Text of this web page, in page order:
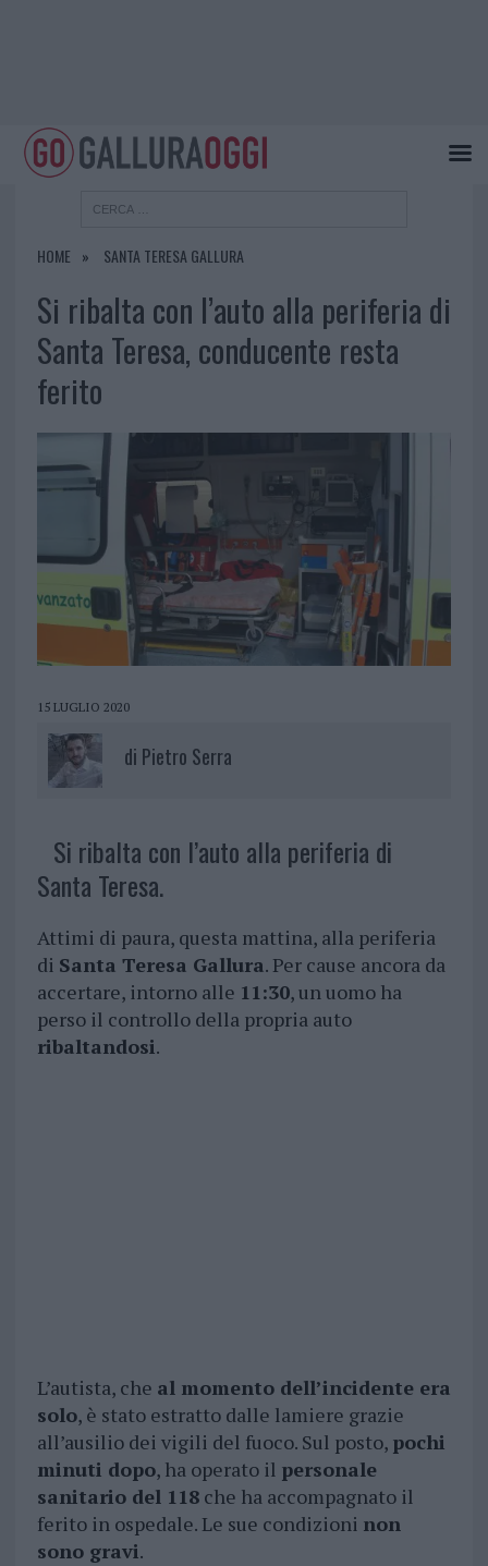
HOME SANTA TERESA GALLURA
Si ribalta con l’auto alla periferia di
Santa Teresa, conducente resta
ferito
15 LUGLIO 2020
di Pietro Serra
Si ribalta con l’auto alla periferia di
Santa Teresa.
Attimi di paura, questa mattina, alla periferia
di Santa Teresa Gallura. Per cause ancora da
accertare, intorno alle 11:30, un uomo ha
perso il controllo della propria auto
ribaltandosi.
L’autista, che al momento dell’incidente era
solo, è stato estratto dalle lamiere grazie
all’ausilio dei vigili del fuoco. Sul posto, pochi
minuti dopo, ha operato il personale
sanitario del 118che ha accompagnato il
ferito in ospedale. Le sue condizioni non
sono gravi.